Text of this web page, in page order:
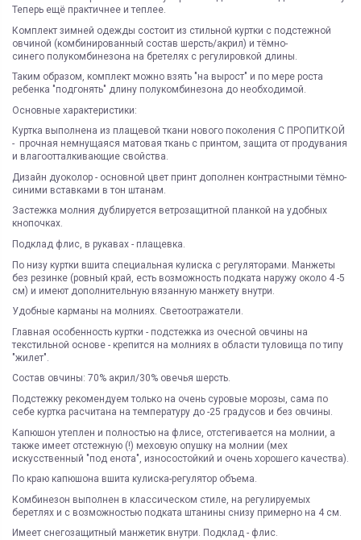
Теперь ещё практичнее и теплее.
Комплект зимней одежды состоит из стильной куртки с подстежной
овчиной (комбинированный состав шерсть/акрил) и тёмно-
синего полукомбинезона на бретелях с регулировкой длины.
Таким образом, комплект можно взять "на вырост" и по мере роста
ребенка "подгонять" длину полукомбинезона до необходимой.
Основные характеристики:
Куртка выполнена из плащевой ткани нового поколения С ПРОПИТКОЙ
- прочная немнущаяся матовая ткань с принтом, защита от продувания
и влагоотталкивающие свойства.
Дизайн дуоколор - основной цвет принт дополнен контрастными тёмно-
синими вставками в тон штанам.
Застежка молния дублируется ветрозащитной планкой на удобных
кнопочках.
Подклад флис, в рукавах - плащевка.
По низу куртки вшита специальная кулиска с регуляторами. Манжеты
без резинке (ровный край, есть возможность подката наружу около 4 -5
см) и имеют дополнительную вязанную манжету внутри.
Удобные карманы на молниях. Светоотражатели.
Главная особенность куртки - подстежка из очесной овчины на
текстильной основе - крепится на молниях в области туловища по типу
"жилет".
Состав овчины: 70% акрил/30% овечья шерсть.
Подстежку рекомендуем только на очень суровые морозы, сама по
себе куртка расчитана на температуру до -25 градусов и без овчины.
Капюшон утеплен и полностью на флисе, отстегивается на молнии, а
также имеет отстежную (!) меховую опушку на молнии (мех
искусственный "под енота", износостойкий и очень хорошего качества).
По краю капюшона вшита кулиска-регулятор объема.
Комбинезон выполнен в классическом стиле, на регулируемых
беретлях и с возможностью подката штанины снизу примерно на 4 см.
Имеет снегозащитный манжетик внутри. Подклад - флис.